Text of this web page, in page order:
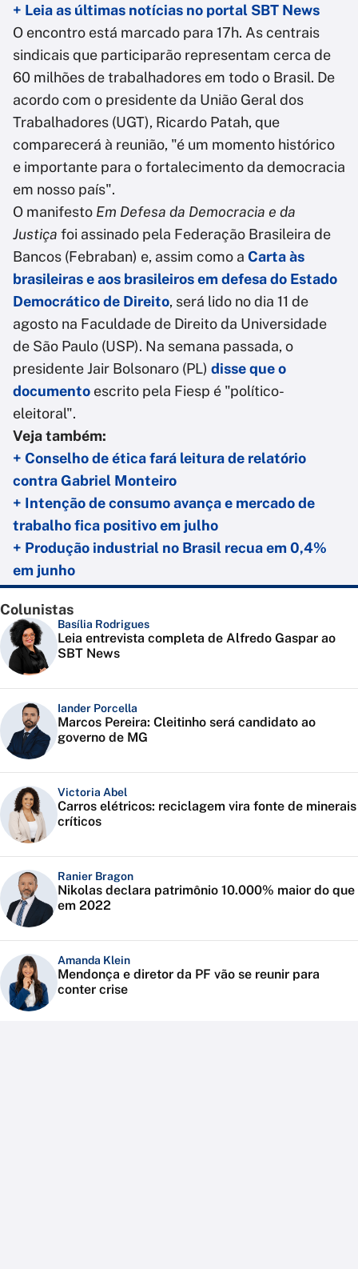
+ Leia as últimas notícias no portal SBT News
O encontro está marcado para 17h. As centrais
sindicais que participarão representam cerca de
60 milhões de trabalhadores em todo o Brasil. De
acordo com o presidente da União Geral dos
Trabalhadores (UGT), Ricardo Patah, que
comparecerá à reunião, "é um momento histórico
e importante para o fortalecimento da democracia
em nosso país".
O manifesto Em Defesa da Democracia e da
Justiça foi assinado pela Federação Brasileira de
Bancos (Febraban) e, assim como a Carta às
brasileiras e aos brasileiros em defesa do Estado
Democrático de Direito, será lido no dia 11 de
agosto na Faculdade de Direito da Universidade
de São Paulo (USP). Na semana passada, o
presidente Jair Bolsonaro (PL) disse que o
documento escrito pela Fiesp é "político-
eleitoral".
Veja também:
+ Conselho de ética fará leitura de relatório
contra Gabriel Monteiro
+ Intenção de consumo avança e mercado de
trabalho fica positivo em julho
+ Produção industrial no Brasil recua em 0,4%
em junho
Colunistas
Basília Rodrigues
Leia entrevista completa de Alfredo Gaspar ao
SBT News
Iander Porcella
Marcos Pereira: Cleitinho será candidato ao
governo de MG
Victoria Abel
Carros elétricos: reciclagem vira fonte de minerais
críticos
Ranier Bragon
Nikolas declara patrimônio 10.000% maior do que
em 2022
Amanda Klein
Mendonça e diretor da PF vão se reunir para
conter crise